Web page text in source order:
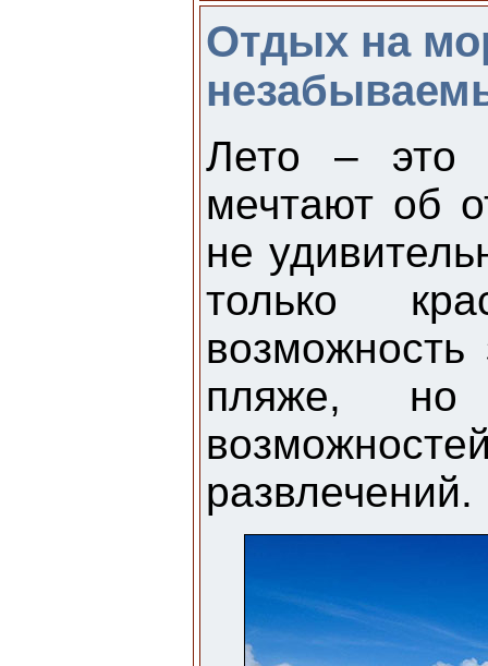
Отдых на
Лето – это
мечтают об
не
только
возможность
пляже,
развлечений.